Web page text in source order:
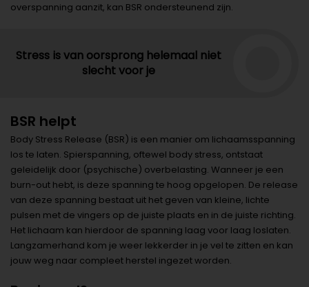
overspanning aanzit, kan BSR ondersteunend zijn.
Stress is van oorsprong helemaal niet
slecht voor je
BSR helpt
Body Stress Release (BSR) is een manier om lichaamsspanning
los te laten. Spierspanning, oftewel body stress, ontstaat
geleidelijk door (psychische) overbelasting. Wanneer je een
burn-out hebt, is deze spanning te hoog opgelopen. De release
van deze spanning bestaat uit het geven van kleine, lichte
pulsen met de vingers op de juiste plaats en in de juiste richting.
Het lichaam kan hierdoor de spanning laag voor laag loslaten.
Langzamerhand kom je weer lekkerder in je vel te zitten en kan
jouw weg naar compleet herstel ingezet worden.